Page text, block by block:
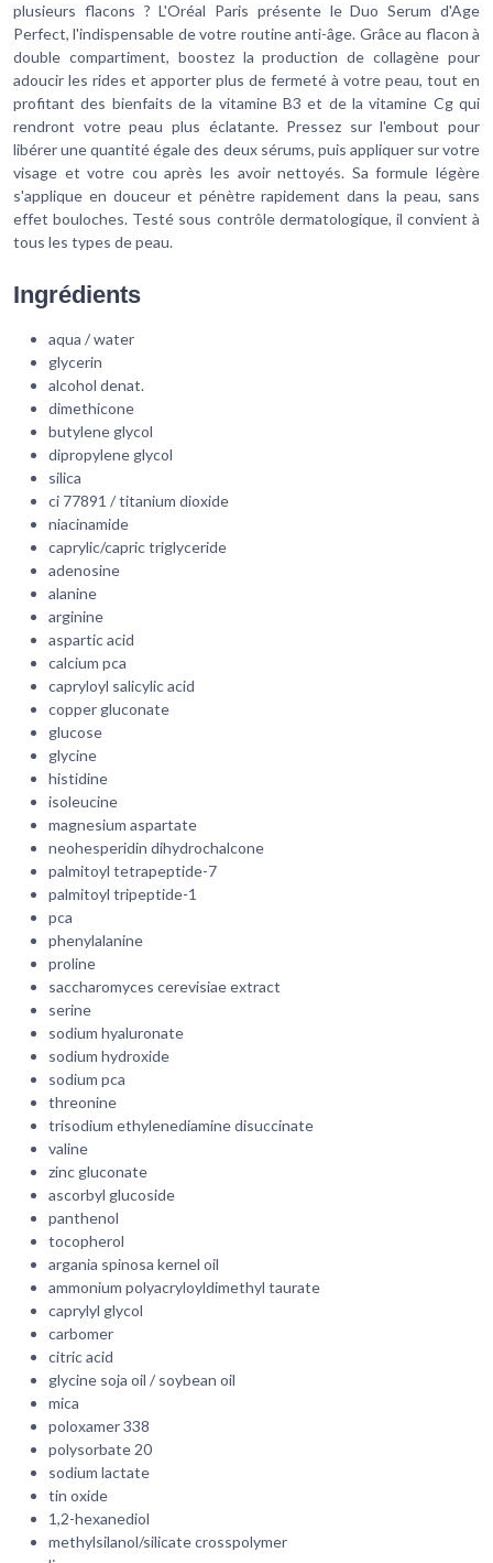
plusieurs flacons ? L'Oréal Paris présente le Duo Serum d'Age
Perfect, l'indispensable de votre routine anti-âge. Grâce au flacon à
double compartiment, boostez la production de collagène pour
adoucir les rides et apporter plus de fermeté à votre peau, tout en
profitant des bienfaits de la vitamine B3 et de la vitamine Cg qui
rendront votre peau plus éclatante. Pressez sur l'embout pour
libérer une quantité égale des deux sérums, puis appliquer sur votre
visage et votre cou après les avoir nettoyés. Sa formule légère
s'applique en douceur et pénètre rapidement dans la peau, sans
effet bouloches. Testé sous contrôle dermatologique, il convient à
tous les types de peau.
Ingrédients
aqua / water
glycerin
alcohol denat.
dimethicone
butylene glycol
dipropylene glycol
silica
ci 77891 / titanium dioxide
niacinamide
caprylic/capric triglyceride
adenosine
alanine
arginine
aspartic acid
calcium pca
capryloyl salicylic acid
copper gluconate
glucose
glycine
histidine
isoleucine
magnesium aspartate
neohesperidin dihydrochalcone
palmitoyl tetrapeptide-7
palmitoyl tripeptide-1
pca
phenylalanine
proline
saccharomyces cerevisiae extract
serine
sodium hyaluronate
sodium hydroxide
sodium pca
threonine
trisodium ethylenediamine disuccinate
valine
zinc gluconate
ascorbyl glucoside
panthenol
tocopherol
argania spinosa kernel oil
ammonium polyacryloyldimethyl taurate
caprylyl glycol
carbomer
citric acid
glycine soja oil / soybean oil
mica
poloxamer 338
polysorbate 20
sodium lactate
tin oxide
1,2-hexanediol
methylsilanol/silicate crosspolymer